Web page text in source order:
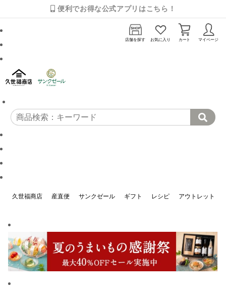
便利でお得な公式アプリはこちら！
店舗を探す お気に入り カート マイページ
久世福商店 産直便 サンクゼール ギフト レシピ アウトレット